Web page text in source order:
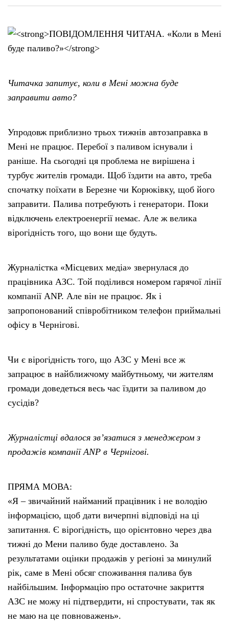
Читачка запитує, коли в Мені можна буде
заправити авто?
Упродовж приблизно трьох тижнів автозаправка в
Мені не працює. Перебої з паливом існували і
раніше. На сьогодні ця проблема не вирішена і
турбує жителів громади. Щоб їздити на авто, треба
спочатку поїхати в Березне чи Корюківку, щоб його
заправити. Палива потребують і генератори. Поки
відключень електроенергії немає. Але ж велика
вірогідність того, що вони ще будуть.
Журналістка «Місцевих медіа» звернулася до
працівника АЗС. Той поділився номером гарячої лінії
компанії АNP. Але він не працює. Як і
запропонований співробітником телефон приймальні
офісу в Чернігові.
Чи є вірогідність того, що АЗС у Мені все ж
запрацює в найближчому майбутньому, чи жителям
громади доведеться весь час їздити за паливом до
сусідів?
Журналістці вдалося зв’язатися з менеджером з
продажів компанії АNP в Чернігові.
ПРЯМА МОВА:
«Я – звичайний найманий працівник і не володію
інформацією, щоб дати вичерпні відповіді на ці
запитання. Є вірогідність, що орієнтовно через два
тижні до Мени паливо буде доставлено. За
результатами оцінки продажів у регіоні за минулий
рік, саме в Мені обсяг споживання палива був
найбільшим. Інформацію про остаточне закриття
АЗС не можу ні підтвердити, ні спростувати, так як
не маю на це повноважень».